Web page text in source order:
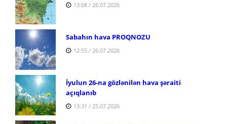
13:08 / 26.07.2026
Sabahın hava PROQNOZU
12:55 / 26.07.2026
İyulun 26-na gözlənilən hava şəraiti
açıqlanıb
13:31 / 25.07.2026